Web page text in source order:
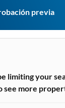
previa
limiting your
see more